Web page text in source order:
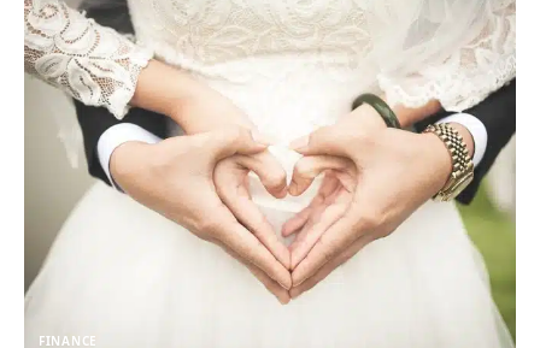
FINANCE